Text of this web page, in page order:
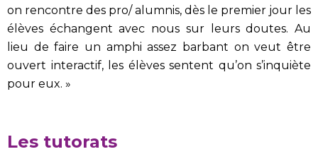
on rencontre des pro/ alumnis, dès le premier jour les
élèves échangent avec nous sur leurs doutes. Au
lieu de faire un amphi assez barbant on veut être
ouvert interactif, les élèves sentent qu’on s’inquiète
pour eux. »
Les tutorats